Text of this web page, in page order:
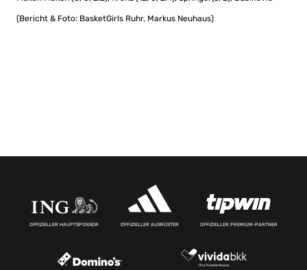
(Bericht & Foto: BasketGirls Ruhr, Markus Neuhaus)
OFFIZIELLER HAUPTSPONSOR OFFIZIELLER AUSRÜSTER OFFIZIELLER PREMIUM-PARTNER